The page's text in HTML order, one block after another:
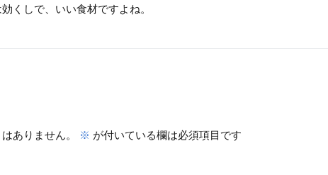
くしで、いい食材ですよね。
ありません。 ※ が付いている欄は必須項目です